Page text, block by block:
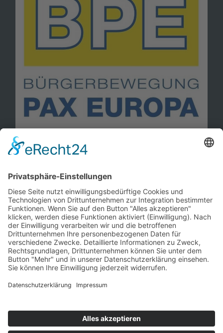
Kontakt
Mitglied werden!
Impressum
Datenschutz
Copyright 2023. All rights reserved.